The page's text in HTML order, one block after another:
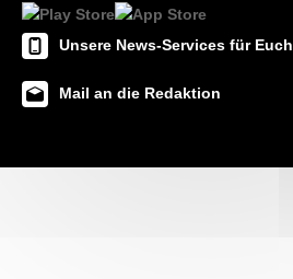
Unsere News-Services für Euch
Mail an die Redaktion